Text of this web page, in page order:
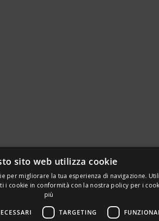
sito web utilizza cookie
per migliorare la tua esperienza di navigazione.
i cookie in conformità con la nostra policy per i
più
TARGETING